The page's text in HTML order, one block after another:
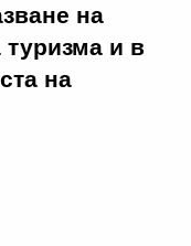
на
туризма и в
на